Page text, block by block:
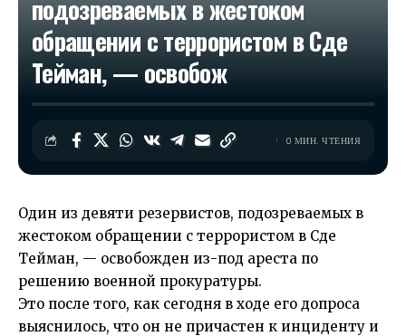
подозреваемых в жестоком
обращении с террористом в Сде
Тейман, — освобож
0 МИН. ЧТЕНИЯ
Один из девяти резервистов, подозреваемых в
жестоком обращении с террористом в Сде
Тейман, — освобожден из-под ареста по
решению военной прокуратуры.
Это после того, как сегодня в ходе его допроса
выяснилось, что он не причастен к инциденту и